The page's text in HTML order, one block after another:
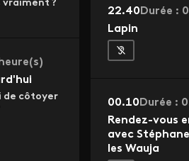
vraiment ?
de côtoyer
22.40 Durée :
Lapin
00.10 Durée :
Rendez-vous
avec
les Wauja